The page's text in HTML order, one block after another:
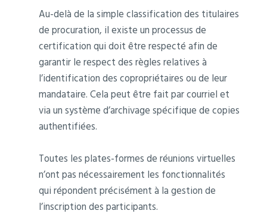
Au-delà de la simple classification des titulaires
de procuration, il existe un processus de
certification qui doit être respecté afin de
garantir le respect des règles relatives à
l’identification des copropriétaires ou de leur
mandataire. Cela peut être fait par courriel et
via un système d’archivage spécifique de copies
authentifiées.
Toutes les plates-formes de réunions virtuelles
n’ont pas nécessairement les fonctionnalités
qui répondent précisément à la gestion de
l’inscription des participants.